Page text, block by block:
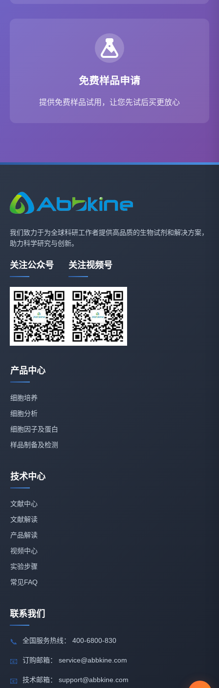
免费样品申请
提供免费样品试用，让您先试后买更放心
我们致力于为全球科研工作者提供高品质的生物试剂和解决方案，
助力科学研究与创新。
关注公众号 关注视频号
产品中心
细胞培养
细胞分析
细胞因子及蛋白
样品制备及检测
技术中心
文献中心
文献解读
产品解读
视频中心
实验步骤
常见FAQ
联系我们
📞 全国服务热线： 400-6800-830
📧 订购邮箱： service@abbkine.com
📧 技术邮箱： support@abbkine.com